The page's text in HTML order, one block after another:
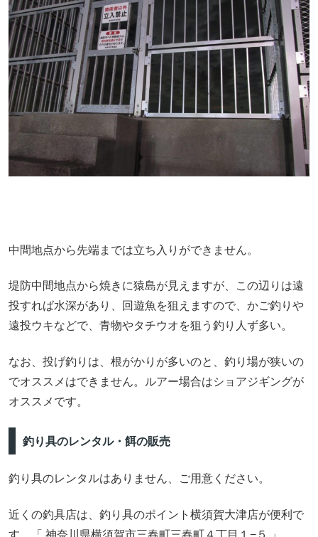
中間地点から先端までは立ち入りができません。
堤防中間地点から焼きに猿島が見えますが、この辺りは遠
投すれば水深があり、回遊魚を狙えますので、かご釣りや
遠投ウキなどで、青物やタチウオを狙う釣り人ず多い。
なお、投げ釣りは、根がかりが多いのと、釣り場が狭いの
でオススメはできません。ルアー場合はショアジギングが
オススメです。
釣り具のレンタル・餌の販売
釣り具のレンタルはありません、ご用意ください。
近くの釣具店は、釣り具のポイント横須賀大津店が便利で
す。「 神奈川県横須賀市三春町三春町４丁目１−５ 」